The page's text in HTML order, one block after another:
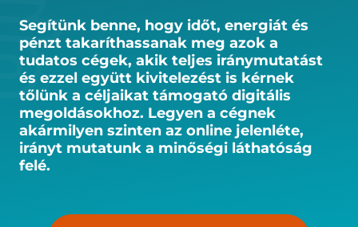
Segítünk benne, hogy időt, energiát és
pénzt takaríthassanak meg azok a
tudatos cégek, akik teljes iránymutatást
és ezzel együtt kivitelezést is kérnek
tőlünk a céljaikat támogató digitális
megoldásokhoz. Legyen a cégnek
akármilyen szinten az online jelenléte,
irányt mutatunk a minőségi láthatóság
felé.